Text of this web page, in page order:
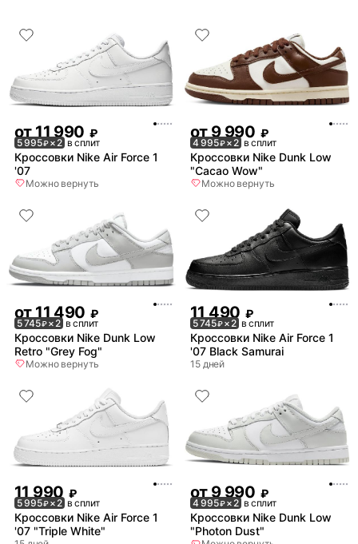
от11 990 ₽
5 995₽× 2 в сплит
Кроссовки Nike Air Force 1
'07
Можно вернуть
от9 990 ₽
4 995₽× 2 в сплит
Кроссовки Nike Dunk Low
"Cacao Wow"
Можно вернуть
от 11 490 ₽
5 745₽× 2 в сплит
Кроссовки Nike Dunk Low
Retro "Grey Fog"
Можно вернуть
11 490 ₽
5 745₽× 2 в сплит
Кроссовки Nike Air Force 1
'07 Black Samurai
15 дней
11 990 ₽
5 995₽× 2 в сплит
Кроссовки Nike Air Force 1
'07 "Triple White"
от9 990 ₽
4 995₽× 2 в сплит
Кроссовки Nike Dunk Low
"Photon Dust"